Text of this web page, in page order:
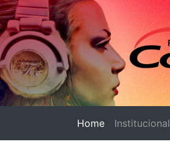
Home (página atual)
Institucional